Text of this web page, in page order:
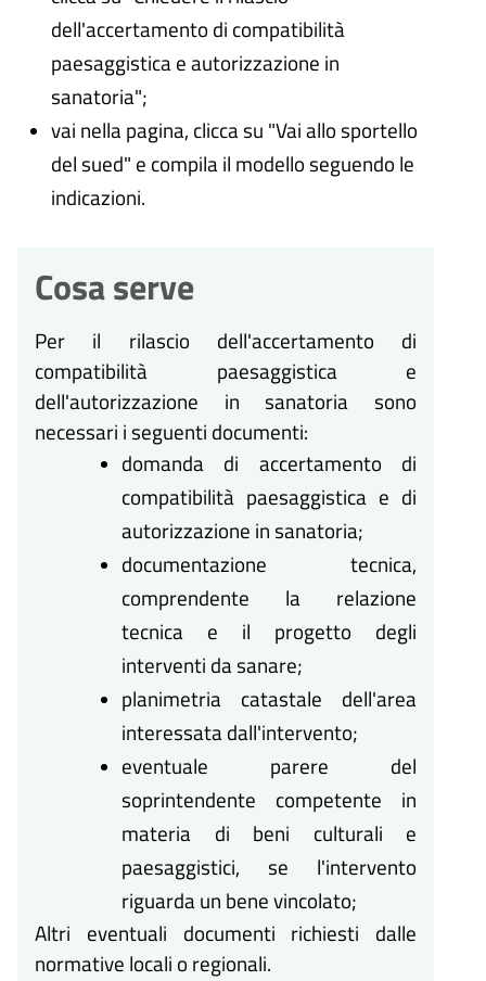
dell'accertamento di compatibilità
paesaggistica e autorizzazione in
sanatoria";
vai nella pagina, clicca su "Vai allo sportello
del sued" e compila il modello seguendo le
indicazioni.
Cosa serve
Per il rilascio dell'accertamento di
compatibilità paesaggistica e
dell'autorizzazione in sanatoria sono
necessari i seguenti documenti:
domanda di accertamento di
compatibilità paesaggistica e di
autorizzazione in sanatoria;
documentazione tecnica,
comprendente la relazione
tecnica e il progetto degli
interventi da sanare;
planimetria catastale dell'area
interessata dall'intervento;
eventuale parere del
soprintendente competente in
materia di beni culturali e
paesaggistici, se l'intervento
riguarda un bene vincolato;
Altri eventuali documenti richiesti dalle
normative locali o regionali.